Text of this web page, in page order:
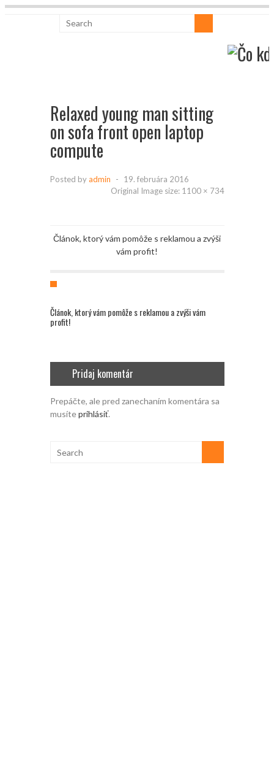
Relaxed young man sitting
on sofa front open laptop
compute
Posted byadmin -
19. februára 2016
Original Image size: 1100 × 734
Článok, ktorý vám pomôže s reklamou a zvýši
vám profit!
Článok, ktorý vám pomôže s reklamou a zvýši vám
profit!
Pridaj komentár
Prepáčte, ale pred zanechaním komentára sa
musíteprihlásiť.